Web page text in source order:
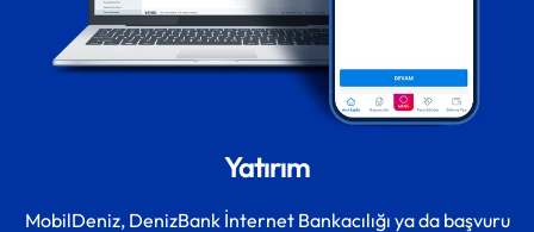
Yatırım
MobilDeniz, DenizBank İnternet Bankacılığı ya da başvuru